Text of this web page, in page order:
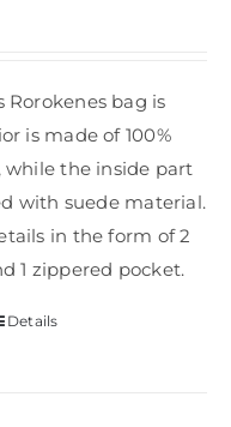
Rorokenes bag is
is made of 100%
the inside part
with suede material.
in the form of 2
1 zippered pocket.
Details